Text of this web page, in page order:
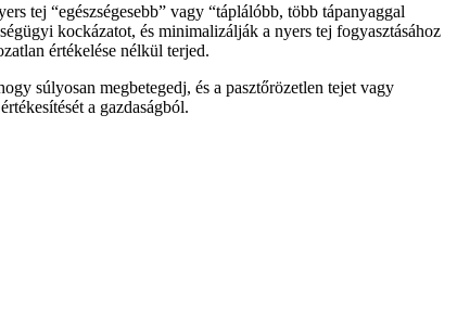
tej “egészségesebb” vagy “táplálóbb, több tápanyaggal
kockázatot, és minimalizálják a nyers tej fogyasztásához
értékelése nélkül terjed.
súlyosan megbetegedj, és a pasztőrözetlen tejet vagy
a gazdaságból.